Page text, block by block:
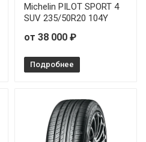
Michelin PILOT SPORT 4
SUV 235/50R20 104Y
от 38 000 ₽
Подробнее